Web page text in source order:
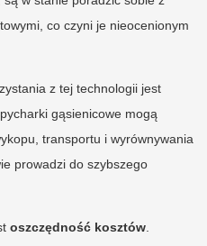
co czyni je nieocenionym
z tej technologii jest
gąsienicowe mogą
transportu i wyrównywania
prowadzi do szybszego
oszczędność kosztów.